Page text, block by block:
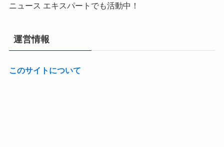
ニュース エキスパートでも活動中！
運営情報
このサイトについて